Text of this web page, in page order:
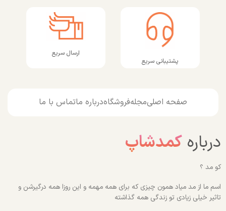
پشتیبانی سریع
ارسال سریع
صفحه اصلیمجلهفروشگاهدرباره ماتماس با ما
درباره کمدشاپ
کو مد ؟
اسم ما از مد میاد همون چیزی که برای همه مهمه و این روزا همه درگیرشن و
تاثیر خیلی زیادی تو زندگی همه گذاشته